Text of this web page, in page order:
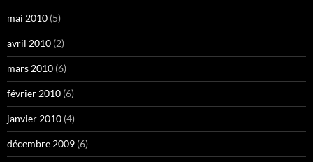
mai 2010 (5)
avril 2010 (2)
mars 2010 (6)
février 2010 (6)
janvier 2010 (4)
décembre 2009 (6)